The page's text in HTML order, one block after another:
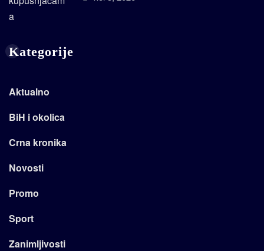
Kategorije
Aktualno
BiH i okolica
Crna kronika
Novosti
Promo
Sport
Zanimljivosti